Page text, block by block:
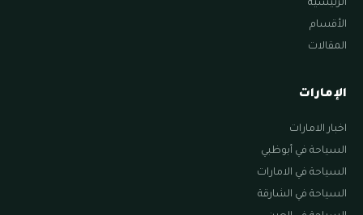
الرئيسية
الأقسام
المقالات
الإمارات
اخبار الامارات
السياحة في أبوظبي
السياحة في الامارات
السياحة في الشارقة